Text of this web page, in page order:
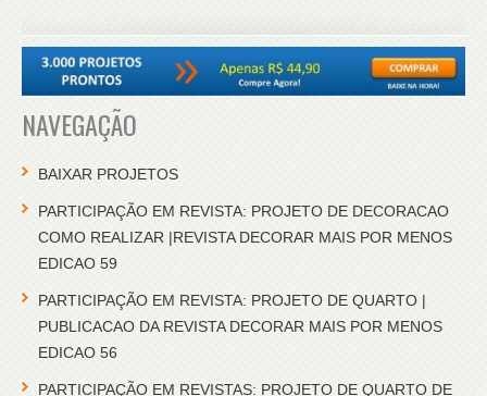
NAVEGAÇÃO
BAIXAR PROJETOS
PARTICIPAÇÃO EM REVISTA: PROJETO DE DECORACAO
COMO REALIZAR |REVISTA DECORAR MAIS POR MENOS
EDICAO 59
PARTICIPAÇÃO EM REVISTA: PROJETO DE QUARTO |
PUBLICACAO DA REVISTA DECORAR MAIS POR MENOS
EDICAO 56
PARTICIPAÇÃO EM REVISTAS: PROJETO DE QUARTO DE